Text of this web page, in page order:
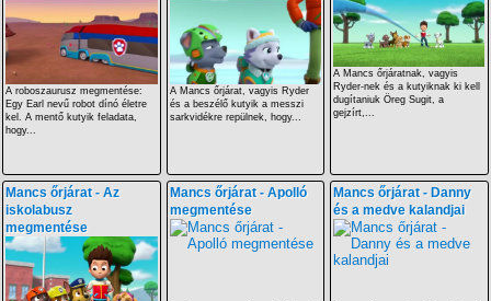
A roboszaurusz megmentése:
Egy Earl nevű robot dínó életre
kel. A mentő kutyik feladata,
hogy...
A Mancs őrjárat, vagyis Ryder
és a beszélő kutyik a messzi
sarkvidékre repülnek, hogy...
A Mancs őrjáratnak, vagyis
Ryder-nek és a kutyiknak ki kell
dugítaniuk Öreg Sugit, a
gejzírt,...
Mancs őrjárat - Az
iskolabusz
megmentése
Mancs őrjárat - Apolló
megmentése
Mancs őrjárat - Danny
és a medve kalandjai